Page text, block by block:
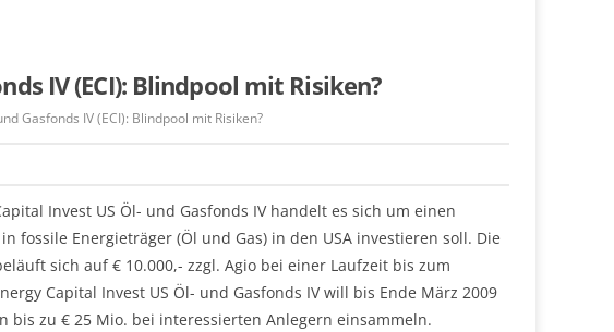
IV (ECI): Blindpool mit Risiken?
Gasfonds IV (ECI): Blindpool mit Risiken?
Invest US Öl- und Gasfonds IV handelt es sich um einen
fossile Energieträger (Öl und Gas) in den USA investieren soll. Die
sich auf € 10.000,- zzgl. Agio bei einer Laufzeit bis zum
Capital Invest US Öl- und Gasfonds IV will bis Ende März 2009
bis zu € 25 Mio. bei interessierten Anlegern einsammeln.